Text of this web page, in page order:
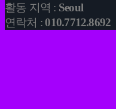
활동 지역 : Seoul
연락처 :010.7712.8692